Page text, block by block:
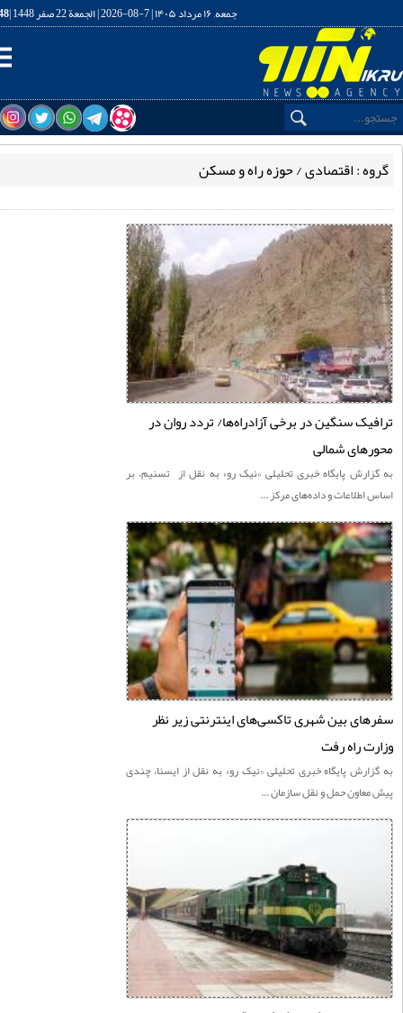
17:39:49
خبری تحلیلی نیک رو
: اقتصادی / حوزه راه و مسکن
سنگین در برخی آزادراه‌ها/ تردد روان در
شمالی
پايگاه خبری تحليلی «نيک رو» به نقل از تسنیم، بر
و داده‌های مرکز ...
بین شهری تاکسی‌های اینترنتی زیر نظر
راه رفت
پايگاه خبری تحليلی «نيک رو» به نقل از ایسنا، چندی
حمل و نقل سازمان ...